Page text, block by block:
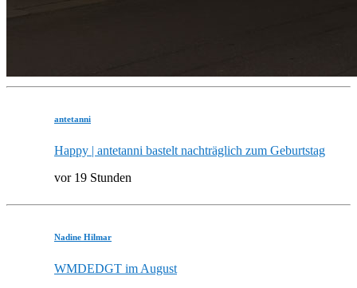
antetanni
Happy | antetanni bastelt nachträglich zum Geburtstag
vor 19 Stunden
Nadine Hilmar
WMDEDGT im August